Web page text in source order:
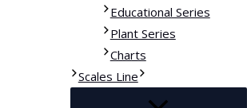
Educational Series
Plant Series
Charts
Scales Line